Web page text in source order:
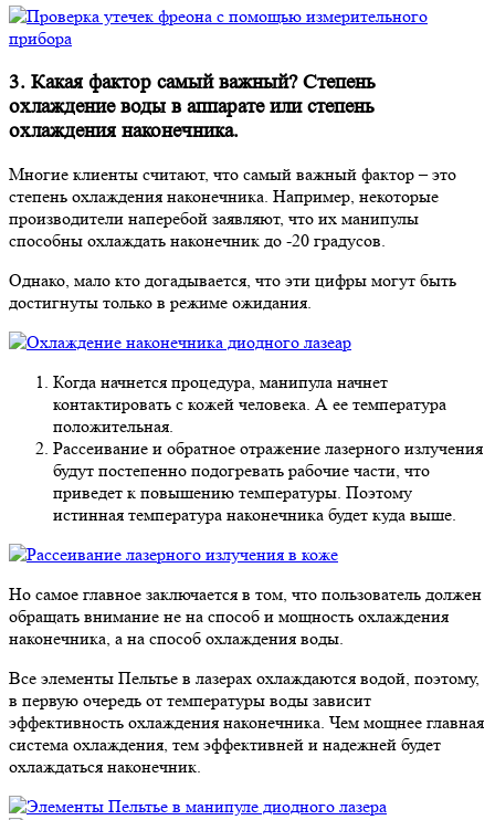
3. Какая фактор самый важный? Степень
охлаждение воды в аппарате или степень
охлаждения наконечника.
Многие клиенты считают, что самый важный фактор – это
степень охлаждения наконечника. Например, некоторые
производители наперебой заявляют, что их манипулы
способны охлаждать наконечник до -20 градусов.
Однако, мало кто догадывается, что эти цифры могут быть
достигнуты только в режиме ожидания.
Когда начнется процедура, манипула начнет
контактировать с кожей человека. А ее температура
положительная.
Рассеивание и обратное отражение лазерного излучения
будут постепенно подогревать рабочие части, что
приведет к повышению температуры. Поэтому
истинная температура наконечника будет куда выше.
Но самое главное заключается в том, что пользователь должен
обращать внимание не на способ и мощность охлаждения
наконечника, а на способ охлаждения воды.
Все элементы Пельтье в лазерах охлаждаются водой, поэтому,
в первую очередь от температуры воды зависит
эффективность охлаждения наконечника. Чем мощнее главная
система охлаждения, тем эффективней и надежней будет
охлаждаться наконечник.